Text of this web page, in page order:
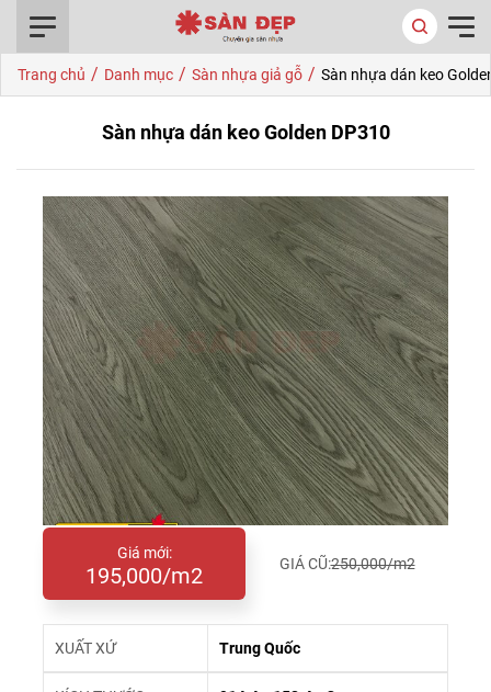
Trang chủ / Danh mục / Sàn nhựa giả gỗ / Sàn nhựa dán keo
Sàn nhựa dán keo Golden DP310
Giá mới:
195,000/m2 GIÁ CŨ:250,000/m2
XUẤT XỨ Trung Quốc